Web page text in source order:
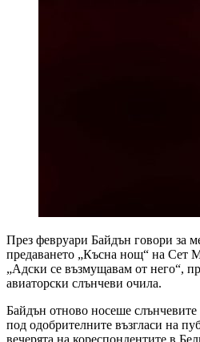
През февруари Байдън говори за
предаването „Късна нощ“ на Сет
„Адски се възмущавам от него“,
авиаторски слънчеви очила.
Байдън отново носеше
под одобрителните възгласи на